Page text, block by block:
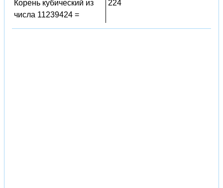
Корень кубический из
числа 11239424 =
224